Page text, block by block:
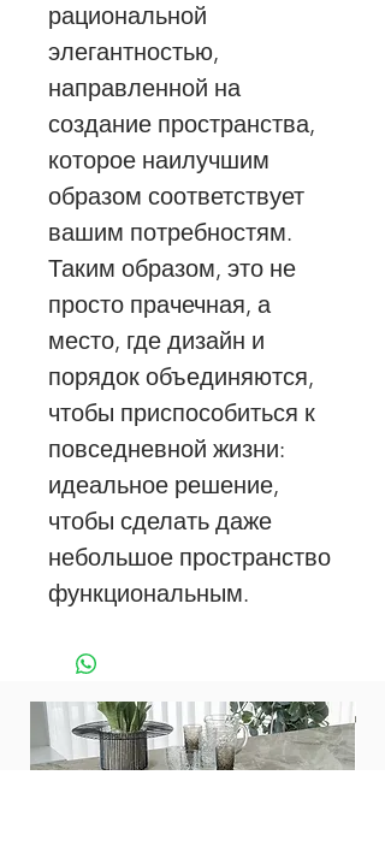
рациональной
элегантностью,
направленной на
создание пространства,
которое наилучшим
образом соответствует
вашим потребностям.
Таким образом, это не
просто прачечная, а
место, где дизайн и
порядок объединяются,
чтобы приспособиться к
повседневной жизни:
идеальное решение,
чтобы сделать даже
небольшое пространство
функциональным.